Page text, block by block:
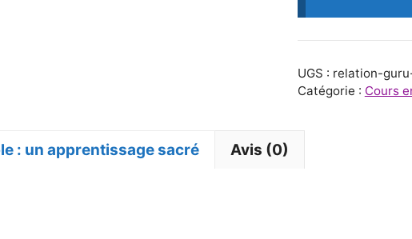
UGS : relation-
Catégorie : Cours
: un apprentissage sacré Avis (0)